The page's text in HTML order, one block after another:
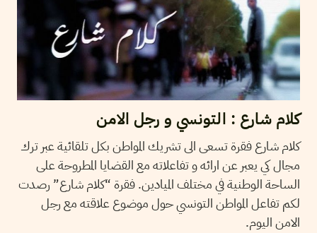
كلام شارع : التونسي و رجل الامن
كلام شارع فقرة تسعى الى تشريك المواطن بكل تلقائية عبر ترك
مجال كي يعبر عن ارائه و تفاعلاته مع القضايا المطروحة على
الساحة الوطنية في مختلف الميادين. فقرة “كلام شارع” رصدت
لكم تفاعل المواطن التونسي حول موضوع علاقته مع رجل
الامن اليوم.